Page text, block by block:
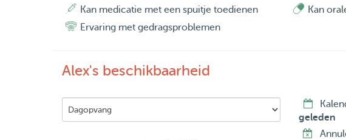
mag lopen.
Kan medicatie met een spuitje toedienen
Kan
Ervaring met gedragsproblemen
Alex's beschikbaarheid
geleden